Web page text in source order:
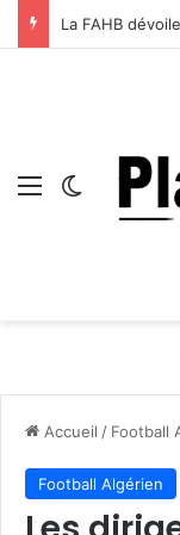
La FAHB
Menu Switch
Accueil / Football
Football Algérien